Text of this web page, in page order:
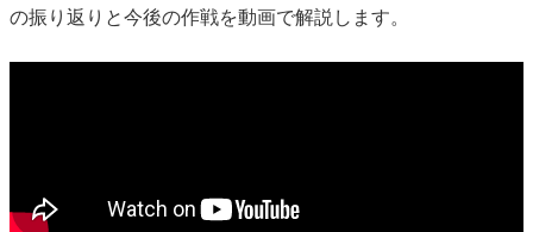
の振り返りと今後の作戦を動画で解説します。